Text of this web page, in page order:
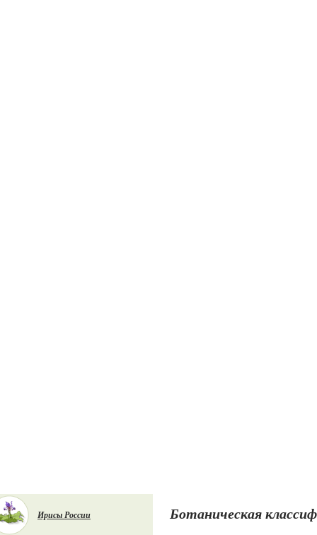
Ирисы России Ботаническая